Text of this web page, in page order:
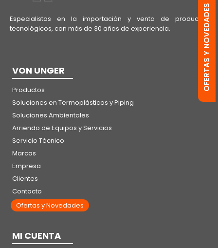
Especialistas en la importación y venta de productos
tecnológicos, con más de 30 años de experiencia.
OFERTAS Y NOVEDADES
VON UNGER
Productos
Soluciones en Termoplásticos y Piping
Soluciones Ambientales
Arriendo de Equipos y Servicios
Servicio Técnico
Marcas
Empresa
Clientes
Contacto
Ofertas y Novedades
MI CUENTA